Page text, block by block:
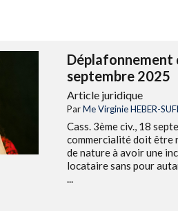
Déplafonnement
septembre 2025
Article juridique
ParMe Virginie HEBER-
Cass. 3ème civ., 18
commercialité doit être
de nature à avoir une
locataire sans pour